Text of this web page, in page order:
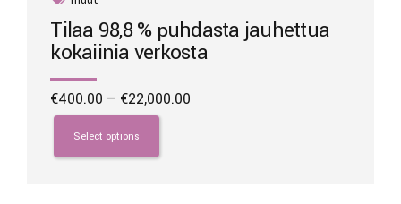
Tilaa 98,8 % puhdasta jauhettua
kokaiinia verkosta
€400.00 – €22,000.00
Select options
This
product
has